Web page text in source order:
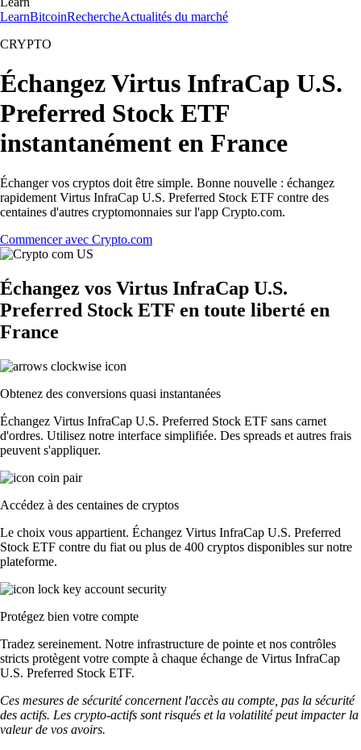
LearnBitcoinRechercheActualités du marché
CRYPTO
Échangez Virtus InfraCap U.S.
Preferred Stock ETF
instantanément en France
Échanger vos cryptos doit être simple. Bonne nouvelle : échangez
rapidement Virtus InfraCap U.S. Preferred Stock ETF contre des
centaines d'autres cryptomonnaies sur l'app Crypto.com.
Commencer avec Crypto.com
Échangez vos Virtus InfraCap U.S.
Preferred Stock ETF en toute liberté en
France
Obtenez des conversions quasi instantanées
Échangez Virtus InfraCap U.S. Preferred Stock ETF sans carnet
d'ordres. Utilisez notre interface simplifiée. Des spreads et autres frais
peuvent s'appliquer.
Accédez à des centaines de cryptos
Le choix vous appartient. Échangez Virtus InfraCap U.S. Preferred
Stock ETF contre du fiat ou plus de 400 cryptos disponibles sur notre
plateforme.
Protégez bien votre compte
Tradez sereinement. Notre infrastructure de pointe et nos contrôles
stricts protègent votre compte à chaque échange de Virtus InfraCap
U.S. Preferred Stock ETF.
Ces mesures de sécurité concernent l'accès au compte, pas la sécurité
des actifs. Les crypto-actifs sont risqués et la volatilité peut impacter la
valeur de vos avoirs.